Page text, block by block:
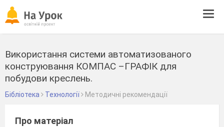
Використання системи автоматизованого
конструювання КОМПАС –ГРАФІК для
побудови креслень.
Бібліотека Технології Методичні рекомендації
Про матеріал